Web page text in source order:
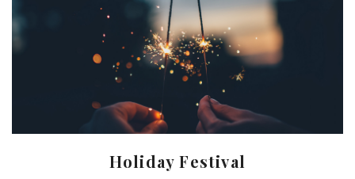
Holiday Festival